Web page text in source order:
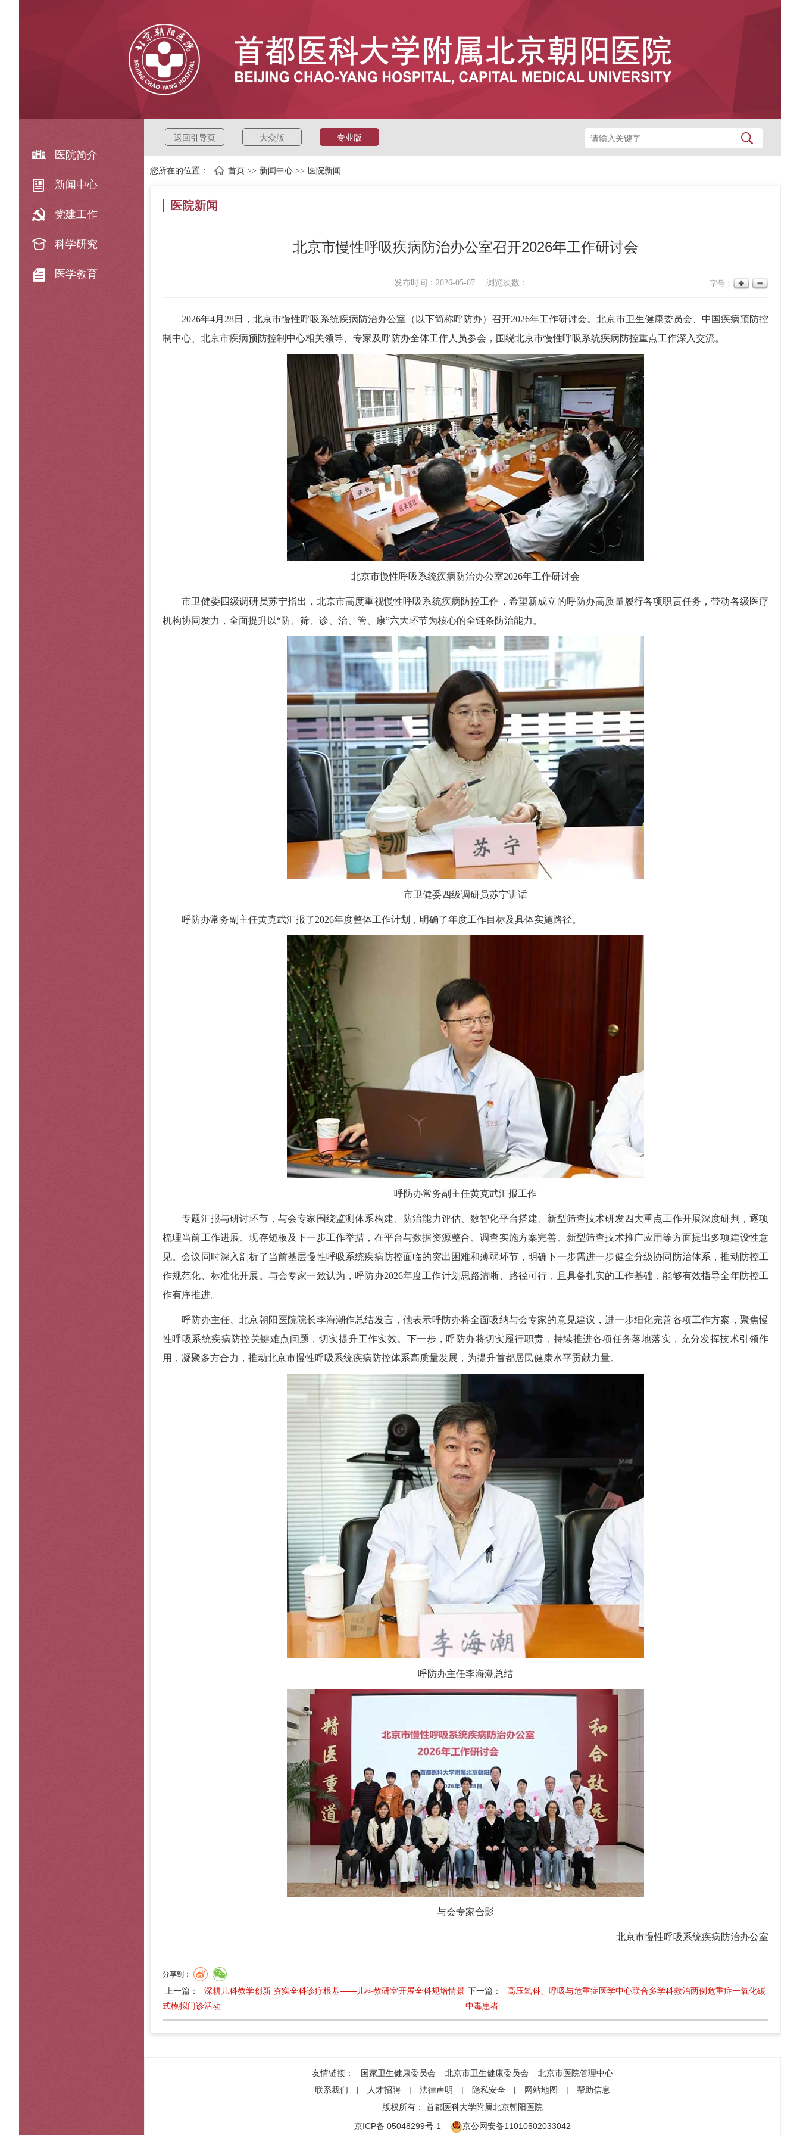
医院简介
新闻中心
党建工作
科学研究
医学教育
返回引导页 大众版 专业版
您所在的位置： 首页 >> 新闻中心 >> 医院新闻
医院新闻
北京市慢性呼吸疾病防治办公室召开2026年工作研讨会
发布时间：2026-05-07 浏览次数： 字号：
2026年4月28日，北京市慢性呼吸系统疾病防治办公室（以下简称呼防办）召开2026年工作研讨会。北京市卫生健康委员会、中国疾病预防控
制中心、北京市疾病预防控制中心相关领导、专家及呼防办全体工作人员参会，围绕北京市慢性呼吸系统疾病防控重点工作深入交流。
北京市慢性呼吸系统疾病防治办公室2026年工作研讨会
市卫健委四级调研员苏宁指出，北京市高度重视慢性呼吸系统疾病防控工作，希望新成立的呼防办高质量履行各项职责任务，带动各级医疗
机构协同发力，全面提升以“防、筛、诊、治、管、康”六大环节为核心的全链条防治能力。
市卫健委四级调研员苏宁讲话
呼防办常务副主任黄克武汇报了2026年度整体工作计划，明确了年度工作目标及具体实施路径。
呼防办常务副主任黄克武汇报工作
专题汇报与研讨环节，与会专家围绕监测体系构建、防治能力评估、数智化平台搭建、新型筛查技术研发四大重点工作开展深度研判，逐项
梳理当前工作进展、现存短板及下一步工作举措，在平台与数据资源整合、调查实施方案完善、新型筛查技术推广应用等方面提出多项建设性意
见。会议同时深入剖析了当前基层慢性呼吸系统疾病防控面临的突出困难和薄弱环节，明确下一步需进一步健全分级协同防治体系，推动防控工
作规范化、标准化开展。与会专家一致认为，呼防办2026年度工作计划思路清晰、路径可行，且具备扎实的工作基础，能够有效指导全年防控工
作有序推进。
呼防办主任、北京朝阳医院院长李海潮作总结发言，他表示呼防办将全面吸纳与会专家的意见建议，进一步细化完善各项工作方案，聚焦慢
性呼吸系统疾病防控关键难点问题，切实提升工作实效。下一步，呼防办将切实履行职责，持续推进各项任务落地落实，充分发挥技术引领作
用，凝聚多方合力，推动北京市慢性呼吸系统疾病防控体系高质量发展，为提升首都居民健康水平贡献力量。
呼防办主任李海潮总结
与会专家合影
北京市慢性呼吸系统疾病防治办公室
分享到：
上一篇：
深耕儿科教学创新 夯实全科诊疗根基——儿科教研室开展全科规培情景
式模拟门诊活动
下一篇：
高压氧科、呼吸与危重症医学中心联合多学科救治两例危重症一氧化碳
中毒患者
友情链接： 国家卫生健康委员会 北京市卫生健康委员会
北京市医院管理中心
联系我们
| 人才招聘 | 法律声明 | 隐私安全 | 网站地图 |
帮助信息
版权所有： 首都医科大学附属北京朝阳医院
京ICP备 05048299号-1
京公网安备11010502033042